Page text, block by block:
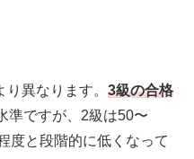
異なります。 3級の合格
準ですが、2級は50〜
度と段階的に低くなって